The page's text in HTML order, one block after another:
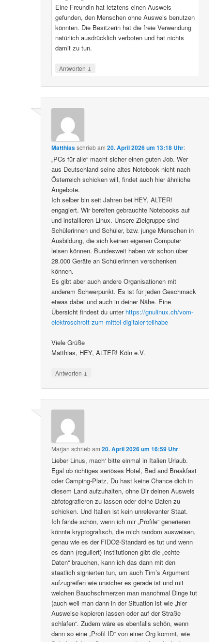
Eine Freundin hat letztens einen Ausweis
gefunden, den Menschen ohne Ausweis benutzen
könnten. Die Besitzerin hat die freie Verwendung
natürlich ausdrücklich verboten und hat nichts
damit zu tun.
Antworten ↓
Matthiasschriebam20. April 2026 um 13:18 Uhr:
„PCs für alle“ macht sicher einen guten Job. Wer
aus Deutschland seine altes Notebook nicht nach
Österreich schicken will, findet auch hier ähnliche
Angebote.
Ich selber bin seit Jahren bei HEY, ALTER!
engagiert. Wir bereiten gebrauchte Notebooks auf
und installieren Linux. Unsere Zielgruppe sind
Schülerinnen und Schüler, bzw. junge Menschen in
Ausbildung, die sich keinen eigenen Computer
leisen können. Bundesweit haben wir schon über
28.000 Geräte an SchülerInnen verschenken
können.
Es gibt aber auch andere Organisationen mit
anderem Schwerpunkt. Es ist für jeden Geschmack
etwas dabei und auch in deiner Nähe. Eine
Übersicht findest du unter https://gnulinux.ch/vom-
elektroschrott-zum-mittel-digitaler-teilhabe
Viele Grüße
Matthias, HEY, ALTER! Köln e.V.
Antworten ↓
Marjan schriebam20. April 2026 um 16:59 Uhr:
Lieber Linus, mach‘ bitte einmal in Italien Urlaub.
Egal ob richtiges seriöses Hotel, Bed and Breakfast
oder Camping-Platz, Du hast keine Chance dich in
diesem Land aufzuhalten, ohne Dir deinen Ausweis
abfotografieren zu lassen oder deine Daten zu
schicken. Und Italien ist kein unrelevanter Staat.
Ich fände schön, wenn ich mir „Profile“ generieren
könnte kryptografisch, die mich random ausweisen,
genau wie es der FIDO2-Standard es tut und wenn
es dann (reguliert) Institutionen gibt die „echte
Daten“ brauchen, kann ich das dann mit den
staatlich signierten tun, um auch Tim’s Argument
aufzugreifen wie unsicher es gerade ist und mit
welchen Bauchschmerzen man manchmal Dinge tut
(auch weil man dann in der Situation ist wie „hier
Ausweise kopieren lassen oder auf der Straße
schlafen“. Zudem wäre es ebenfalls schön, wenn
dann so eine „Profil ID“ von einer Org kommt, wie